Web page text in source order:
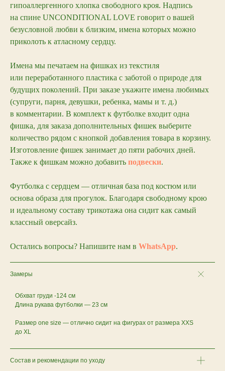
гипоаллергенного хлопка свободного кроя. Надпись
на спине UNCONDITIONAL LOVE говорит о вашей
безусловной любви к близким, имена которых можно
приколоть к атласному сердцу.
Имена мы печатаем на фишках из текстиля
или переработанного пластика с заботой о природе для
будущих поколений. При заказе укажите имена любимых
(супруги, парня, девушки, ребенка, мамы и т. д.)
в комментарии. В комплект к футболке входит одна
фишка, для заказа дополнительных фишек выберите
количество рядом с кнопкой добавления товара в корзину.
Изготовление фишек занимает до пяти рабочих дней.
Также к фишкам можно добавить подвески.
Футболка с сердцем — отличная база под костюм или
основа образа для прогулок. Благодаря свободному крою
и идеальному составу трикотажа она сидит как самый
классный оверсайз.
Остались вопросы? Напишите нам в WhatsApp.
Замеры
Обхват груди -124 см
Длина рукава футболки — 23 см
Размер one size — отлично сидит на фигурах от размера XXS
до XL
Состав и рекомендации по уходу
Остались